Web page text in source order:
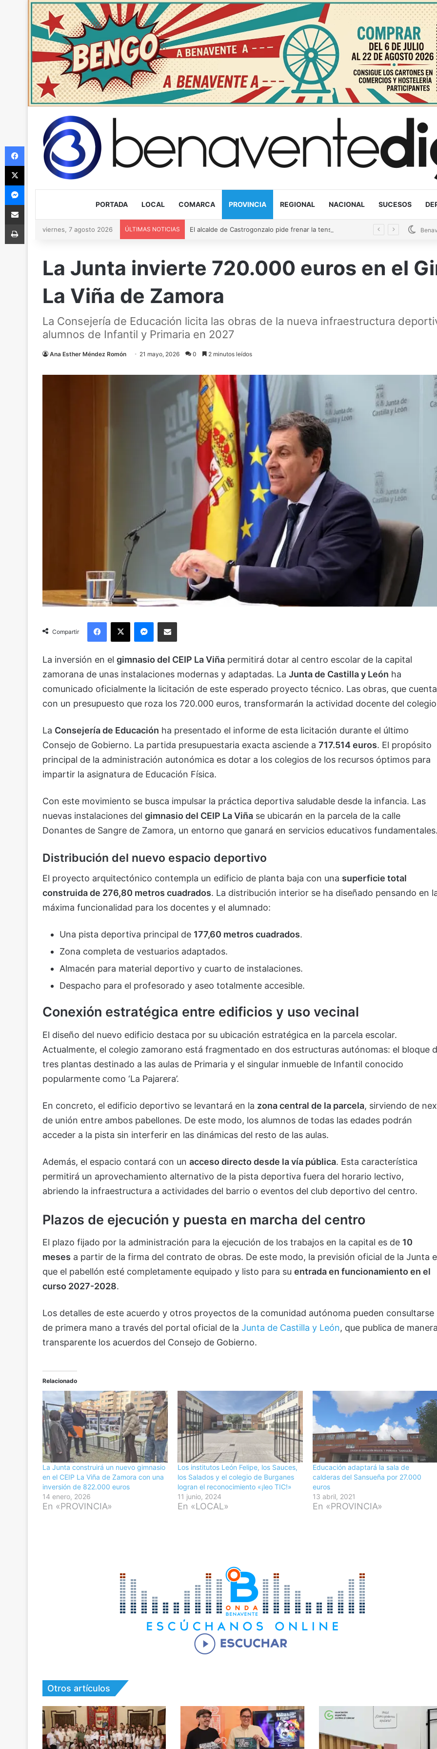
PORTADA LOCAL COMARCA PROVINCIA REGIONAL NACIONAL SUCESOS
viernes, 7 agosto 2026 ÚLTIMAS NOTICIAS
La Junta invierte 720.000 euros en el
La Viña de Zamora
La Consejería de Educación licita las obras de la nueva infraestructura
alumnos de Infantil y Primaria en 2027
Ana Esther Méndez Romón 21 mayo, 2026 0 2 minutos leídos
Compartir
Facebook
X Messenger
Compartir via Email
La inversión en el gimnasio del CEIP La Viña permitirá dotar al centro escolar de la capital
zamorana de unas instalaciones modernas y adaptadas. La Junta de Castilla y León ha
comunicado oficialmente la licitación de este esperado proyecto técnico. Las obras, que
con un presupuesto que roza los 720.000 euros, transformarán la actividad docente del
La Consejería de Educación ha presentado el informe de esta licitación durante el último
Consejo de Gobierno. La partida presupuestaria exacta asciende a 717.514 euros. El propósito
principal de la administración autonómica es dotar a los colegios de los recursos óptimos para
impartir la asignatura de Educación Física.
Con este movimiento se busca impulsar la práctica deportiva saludable desde la infancia. Las
nuevas instalaciones del gimnasio del CEIP La Viña se ubicarán en la parcela de la calle
Donantes de Sangre de Zamora, un entorno que ganará en servicios educativos
Distribución del nuevo espacio deportivo
El proyecto arquitectónico contempla un edificio de planta baja con una superficie total
construida de 276,80 metros cuadrados. La distribución interior se ha diseñado pensando en
máxima funcionalidad para los docentes y el alumnado:
Una pista deportiva principal de 177,60 metros cuadrados.
Zona completa de vestuarios adaptados.
Almacén para material deportivo y cuarto de instalaciones.
Despacho para el profesorado y aseo totalmente accesible.
Conexión estratégica entre edificios y uso vecinal
El diseño del nuevo edificio destaca por su ubicación estratégica en la parcela escolar.
Actualmente, el colegio zamorano está fragmentado en dos estructuras autónomas: el bloque
tres plantas destinado a las aulas de Primaria y el singular inmueble de Infantil conocido
popularmente como ‘La Pajarera’.
En concreto, el edificio deportivo se levantará en la zona central de la parcela, sirviendo de
de unión entre ambos pabellones. De este modo, los alumnos de todas las edades podrán
acceder a la pista sin interferir en las dinámicas del resto de las aulas.
Además, el espacio contará con un acceso directo desde la vía pública. Esta característica
permitirá un aprovechamiento alternativo de la pista deportiva fuera del horario lectivo,
abriendo la infraestructura a actividades del barrio o eventos del club deportivo del centro.
Plazos de ejecución y puesta en marcha del centro
El plazo fijado por la administración para la ejecución de los trabajos en la capital es de 10
meses a partir de la firma del contrato de obras. De este modo, la previsión oficial de la Junta
que el pabellón esté completamente equipado y listo para su entrada en funcionamiento en el
curso 2027-2028.
Los detalles de este acuerdo y otros proyectos de la comunidad autónoma pueden consultarse
de primera mano a través del portal oficial de la Junta de Castilla y León, que publica de
transparente los acuerdos del Consejo de Gobierno.
Relacionado
La Junta construirá un nuevo gimnasio
en el CEIP La Viña de Zamora con una
inversión de 822.000 euros
14 enero, 2026
En «PROVINCIA»
Los institutos León Felipe, los Sauces,
los Salados y el colegio de Burganes
logran el reconocimiento «¡leo TIC!»
11 junio, 2024
En «LOCAL»
Educación adaptará la sala de
calderas del Sansueña por 27.000
euros
13 abril, 2021
En «PROVINCIA»
Otros artículos
Facebook
X
Messenger
Compartir via Email